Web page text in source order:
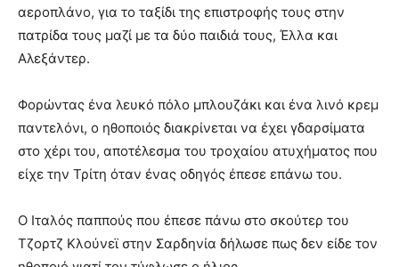
αεροπλάνο, για το ταξίδι της επιστροφής τους στην
πατρίδα τους μαζί με τα δύο παιδιά τους, Έλλα και
Αλεξάντερ.
Φορώντας ένα λευκό πόλο μπλουζάκι και ένα λινό κρεμ
παντελόνι, ο ηθοποιός διακρίνεται να έχει γδαρσίματα
στο χέρι του, αποτέλεσμα του τροχαίου ατυχήματος που
είχε την Τρίτη όταν ένας οδηγός έπεσε επάνω του.
Ο Ιταλός παππούς που έπεσε πάνω στο σκούτερ του
Τζορτζ Κλούνεϊ στην Σαρδηνία δήλωσε πως δεν είδε τον